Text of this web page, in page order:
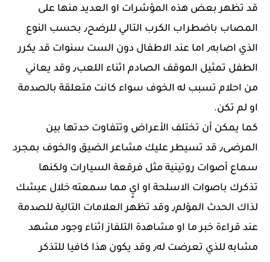
قد تظهر بعض هذه المؤشرات او العديد منها على
المصاب باضطراب الكرب التالي للرضح٫ بحسب النوع
الذي اصابه٫ اما عند الاطفال دون الست سنوات قد يكرر
الطفل تمثيل الموقف الصادم اثناء اللعب٫ وقد يعاني
من احلام تسبب له الخوف سواء كانت متعلقة بالصدمة
او لم تكن.
كما يمكن أن تختلف الأعراض وتتفاوت حدتها بين
المرضى٫ قد تسيطر عليك مشاعر الضيق والخوف بمجرد
سماع أصوات روتينية مثل فرقعة السيارات ولكنها
تذكرك باصوات الاسلحة او ايٍ مما سمعته خلال عيشك
لذاك الحدث المؤلم٫ وقد تظهر العلامات التالية للصدمة
عند قراءة خبر ما او مشاهدة التلفاز اثناء وجود مشهد
مشابه للذي تعرضت له٫ وقد يكون هذا كافيا للتذكر